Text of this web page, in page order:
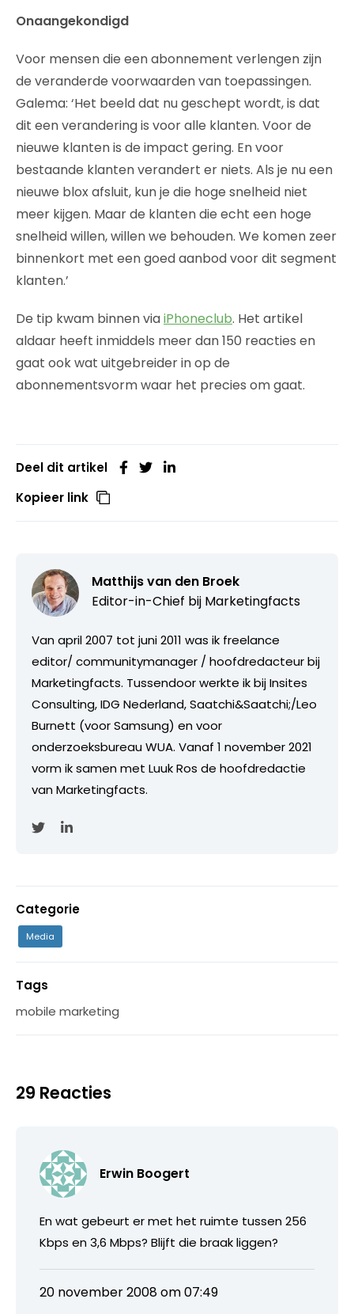
Onaangekondigd
Voor mensen die een abonnement verlengen zijn
de veranderde voorwaarden van toepassingen.
Galema: ‘Het beeld dat nu geschept wordt, is dat
dit een verandering is voor alle klanten. Voor de
nieuwe klanten is de impact gering. En voor
bestaande klanten verandert er niets. Als je nu een
nieuwe blox afsluit, kun je die hoge snelheid niet
meer kijgen. Maar de klanten die echt een hoge
snelheid willen, willen we behouden. We komen zeer
binnenkort met een goed aanbod voor dit segment
klanten.’
De tip kwam binnen viaiPhoneclub. Het artikel
aldaar heeft inmiddels meer dan 150 reacties en
gaat ook wat uitgebreider in op de
abonnementsvorm waar het precies om gaat.
Deel dit artikel
Kopieer link
Matthijs van den Broek
Editor-in-Chief bij Marketingfacts
Van april 2007 tot juni 2011 was ik freelance
editor/ communitymanager / hoofdredacteur bij
Marketingfacts. Tussendoor werkte ik bij Insites
Consulting, IDG Nederland, Saatchi&Saatchi;/Leo
Burnett (voor Samsung) en voor
onderzoeksbureau WUA. Vanaf 1 november 2021
vorm ik samen met Luuk Ros de hoofdredactie
van Marketingfacts.
Categorie
Media
Tags
mobile marketing
29 Reacties
Erwin Boogert
En wat gebeurt er met het ruimte tussen 256
Kbps en 3,6 Mbps? Blijft die braak liggen?
20 november 2008 om 07:49